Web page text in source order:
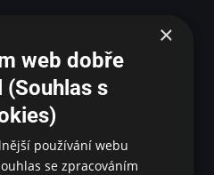
×
web dobře
(Souhlas s
používání webu
se zpracováním